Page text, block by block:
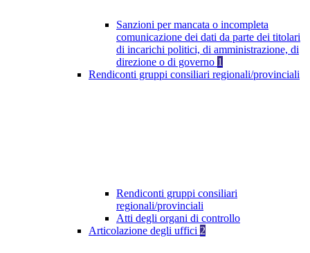
Sanzioni per mancata o incompleta
comunicazione dei dati da parte dei titolari
di incarichi politici, di amministrazione, di
direzione o di governo 1
Rendiconti gruppi consiliari regionali/provinciali
Rendiconti gruppi consiliari
regionali/provinciali
Atti degli organi di controllo
Articolazione degli uffici 2